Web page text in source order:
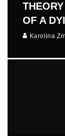
OF A
Karolina